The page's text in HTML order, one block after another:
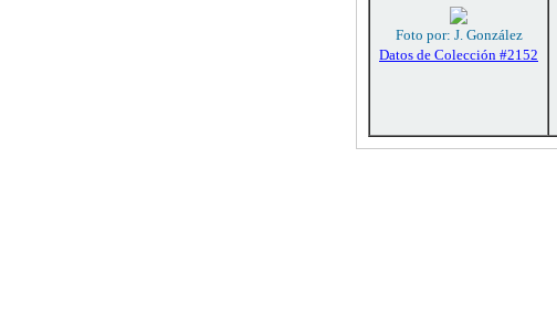
Foto por: J. González
Datos de Colección #2152